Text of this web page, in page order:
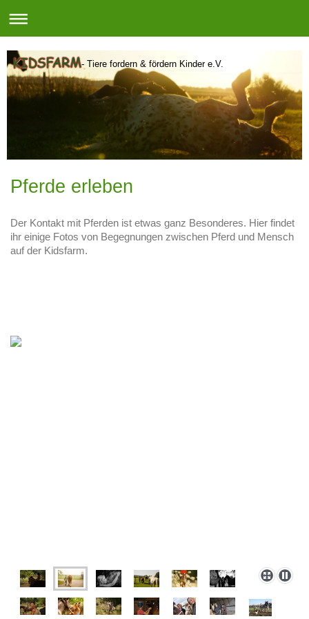
- Tiere fordern & fördern Kinder e.V.
Pferde erleben
Der Kontakt mit Pferden ist etwas ganz Besonderes. Hier findet
ihr einige Fotos von Begegnungen zwischen Pferd und Mensch
auf der Kidsfarm.